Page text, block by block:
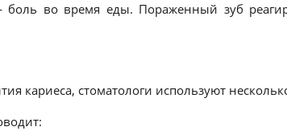
во время еды. Пораженный зуб
кариеса, стоматологи используют